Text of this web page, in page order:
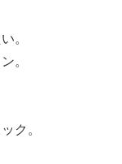
。
。
ク。